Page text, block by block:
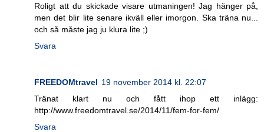
Roligt att du skickade visare utmaningen! Jag hänger på,
men det blir lite senare ikväll eller imorgon. Ska träna nu...
och så måste jag ju klura lite ;)
Svara
FREEDOMtravel 19 november 2014 kl. 22:07
Tränat klart nu och fått ihop ett inlägg:
http://www.freedomtravel.se/2014/11/fem-for-fem/
Svara